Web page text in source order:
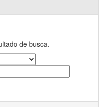
de busca.